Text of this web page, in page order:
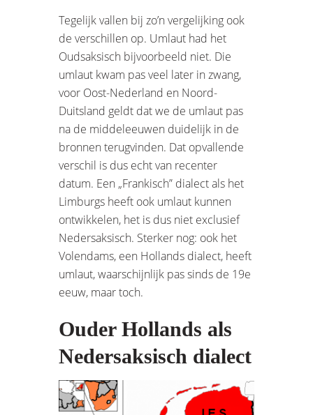
Tegelijk vallen bij zo’n vergelijking ook
de verschillen op. Umlaut had het
Oudsaksisch bijvoorbeeld niet. Die
umlaut kwam pas veel later in zwang,
voor Oost-Nederland en Noord-
Duitsland geldt dat we de umlaut pas
na de middeleeuwen duidelijk in de
bronnen terugvinden. Dat opvallende
verschil is dus echt van recenter
datum. Een „Frankisch” dialect als het
Limburgs heeft ook umlaut kunnen
ontwikkelen, het is dus niet exclusief
Nedersaksisch. Sterker nog: ook het
Volendams, een Hollands dialect, heeft
umlaut, waarschijnlijk pas sinds de 19e
eeuw, maar toch.
Ouder Hollands als
Nedersaksisch dialect